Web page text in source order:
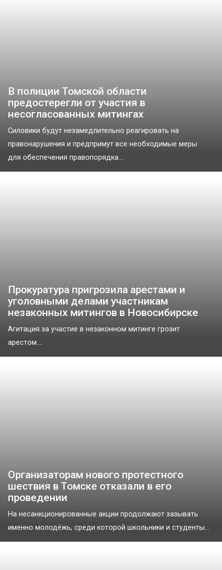
В полиции Томской области
предостерегли от участия в
несогласованных митингах
Силовики будут незамедлительно реагировать на
правонарушения и предпримут все необходимые меры
для обеспечения правопорядка....
Прокуратура пригрозила арестами и
уголовными делами участникам
незаконных митингов в Новосибирске
Агитация за участие в незаконном митинге грозит
арестом....
Организаторам нового протестного
шествия в Томске отказали в его
проведении
На несанкционированные акции продолжают зазывать
именно молодёжь, среди которой школьники и студенты...